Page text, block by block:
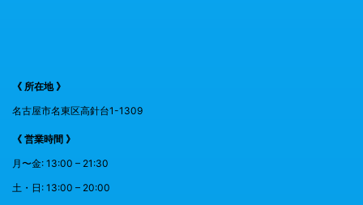
《 所在地 》
名古屋市名東区高針台1-1309
《 営業時間 》
月〜金: 13:00 – 21:30
土・日: 13:00 – 20:00